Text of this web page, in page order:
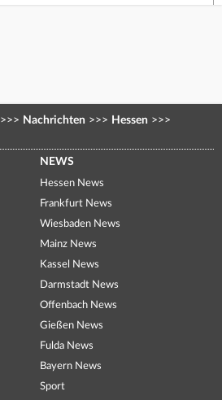
>>> Nachrichten >>> Hessen >>>
NEWS
Hessen News
Frankfurt News
Wiesbaden News
Mainz News
Kassel News
Darmstadt News
Offenbach News
Gießen News
Fulda News
Bayern News
Sport